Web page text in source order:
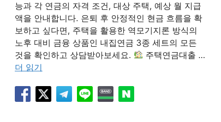
능과 각 연금의 자격 조건, 대상 주택, 예상 월 지급
액을 안내합니다. 은퇴 후 안정적인 현금 흐름을 확
보하고 싶다면, 주택을 활용한 역모기지론 방식의
노후 대비 금융 상품인 내집연금 3종 세트의 모든
것을 확인하고 상담받아보세요.
주택연금대출 …
더 읽기